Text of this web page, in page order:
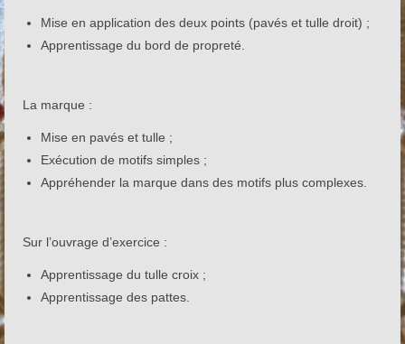
Cours de Réticello
Les salons auxquels je participe
Formulaires
Qui suis-je?
Livre d’Or
Mise en application des deux points (pavés et tulle droit) ;
Apprentissage du bord de propreté.
La marque :
Mise en pavés et tulle ;
Exécution de motifs simples ;
Appréhender la marque dans des motifs plus complexes.
Sur l’ouvrage d’exercice :
Apprentissage du tulle croix ;
Apprentissage des pattes.